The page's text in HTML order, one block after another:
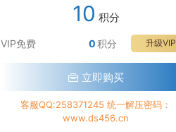
10 积分
VIP免费 升级VIP
0积分
立即购买
客服QQ:258371245 统一解压密码：
www.ds456.cn